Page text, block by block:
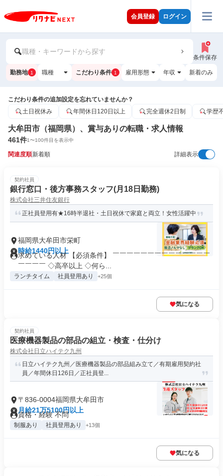
会員登録 ログイン
職種・キーワードから探す
条件保存
勤務地 1 職種 こだわり条件 1 雇用形態 年収 新着のみ
こだわり条件の追加設定を忘れていませんか？
土日祝休み
年間休日120日以上 完全週休2日制 学歴
大牟田市（福岡県）、賞与ありの転職・求人情報
461件1〜100件目を表示中
関連度順新着順 詳細表示
契約社員
銀行窓口・後方事務スタッフ(月18日勤務)
株式会社三井住友銀行
正社員登用有★16時半退社・土日祝休で家庭と両立！女性活躍中
福岡県大牟田市栄町
時給1440円以上
求めている人材 【必須条件】 ￣￣￣￣￣￣￣￣￣￣￣￣￣￣
￣￣￣￣ ◇高卒以上 ◇何ら...
ランチタイム 社員登用あり +25個
気になる
契約社員
医療機器製品の部品の組立・検査・仕分け
株式会社日立ハイテク九州
日立ハイテク九州／医療機器製品の部品組み立て／有期雇用契約社
員／年間休日126日／正社員登...
〒836-0004福岡県大牟田市
月給21万5100円以上
資格・経験 不問
制服あり 社員登用あり +13個
気になる